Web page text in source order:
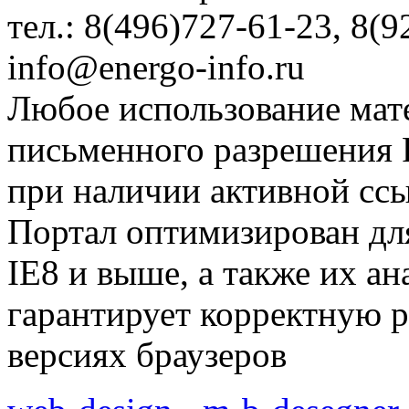
тел.: 8(496)727-61-23,
info@energo-info.ru
Любое использование
письменного разрешения
при наличии активной
Портал оптимизирован
IE8 и выше, а также их
гарантирует корректную
версиях браузеров